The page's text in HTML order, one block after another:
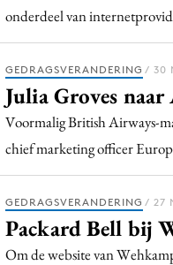
onderdeel van
GEDRAGSVERANDERING / 30
Julia Groves naar
Voormalig British Airways-
chief marketing officer
GEDRAGSVERANDERING / 27
Packard Bell bij
Om de website van